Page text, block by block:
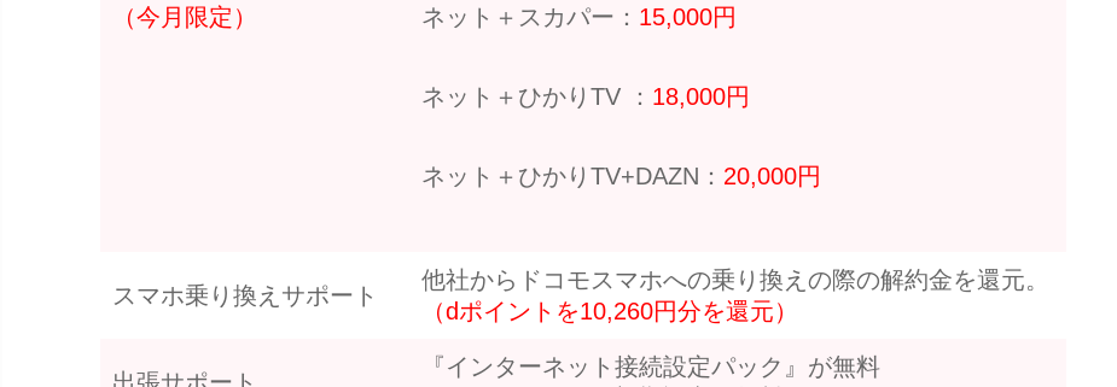
（今月限定）
ネット＋スカパー： 15,000円
ネット＋ひかりTV ： 18,000円
ネット＋ひかりTV+DAZN： 20,000円
スマホ乗り換えサポート
他社からドコモスマホへの乗り換えの際の解約金を還元。
（dポイントを10,260円分を還元）
『インターネット接続設定パック』が無料